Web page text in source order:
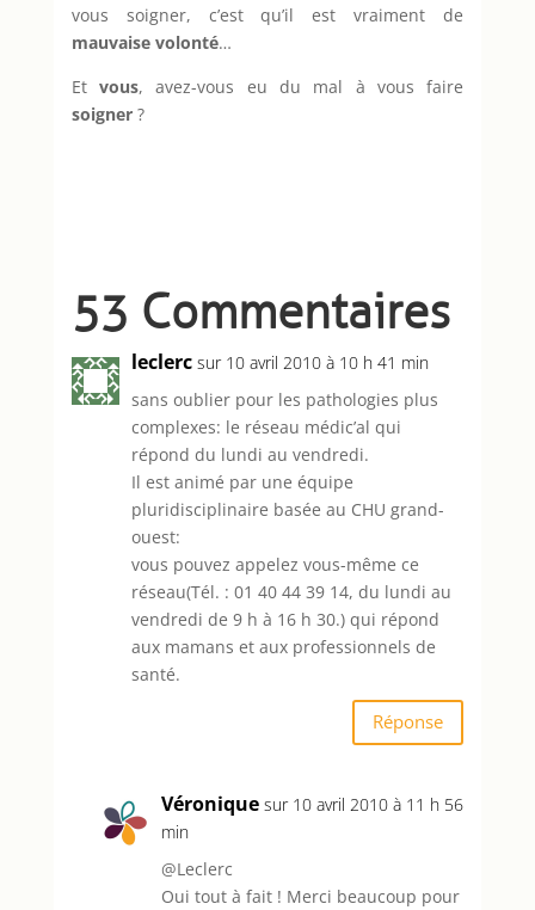
vous soigner, c’est qu’il est vraiment de
mauvaise volonté…
Etvous, avez-vous eu du mal à vous faire
soigner ?
53 Commentaires
leclerc sur 10 avril 2010 à 10 h 41 min
sans oublier pour les pathologies plus
complexes: le réseau médic’al qui
répond du lundi au vendredi.
Il est animé par une équipe
pluridisciplinaire basée au CHU grand-
ouest:
vous pouvez appelez vous-même ce
réseau(Tél. : 01 40 44 39 14, du lundi au
vendredi de 9 h à 16 h 30.) qui répond
aux mamans et aux professionnels de
santé.
Réponse
Véronique sur 10 avril 2010 à 11 h 56
min
@Leclerc
Oui tout à fait ! Merci beaucoup pour